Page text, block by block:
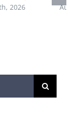
2026